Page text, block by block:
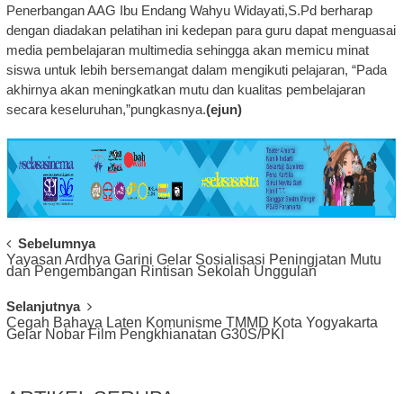
Penerbangan AAG Ibu Endang Wahyu Widayati,S.Pd berharap
dengan diadakan pelatihan ini kedepan para guru dapat menguasai
media pembelajaran multimedia sehingga akan memicu minat
siswa untuk lebih bersemangat dalam mengikuti pelajaran, “Pada
akhirnya akan meningkatkan mutu dan kualitas pembelajaran
secara keseluruhan,”pungkasnya.⁠⁠(ejun)
Post
Navigation
Sebelumnya
Yayasan Ardhya Garini Gelar Sosialisasi Peningjatan Mutu
dan Pengembangan Rintisan Sekolah Unggulan
Selanjutnya
Cegah Bahaya Laten Komunisme TMMD Kota Yogyakarta
Gelar Nobar Film Pengkhianatan G30S/PKI